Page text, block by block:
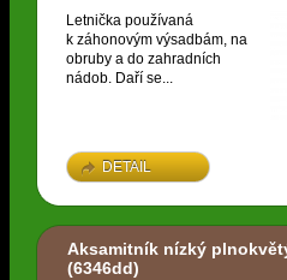
Letnička používaná
k záhonovým výsadbám, na
obruby a do zahradních
nádob. Daří se...
DETAIL
Aksamitník nízký
(6346dd)